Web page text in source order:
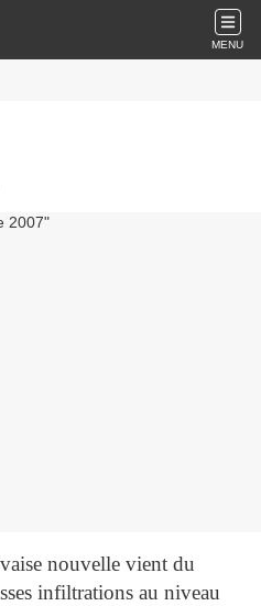
MENU
nouvelle vient du
infiltrations au niveau